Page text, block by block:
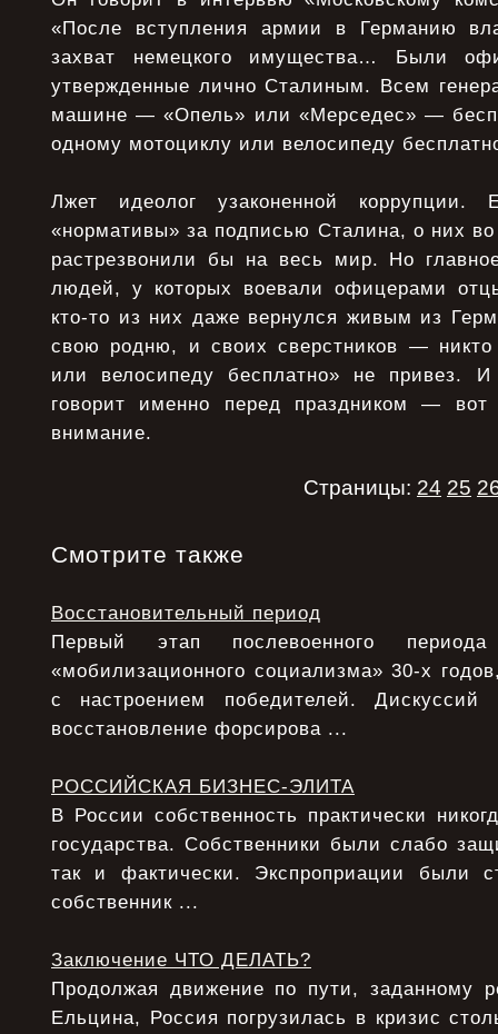
«После вступления армии в Германию
захват немецкого имущества… Были
утвержденные лично Сталиным. Всем
машине — «Опель» или «Мерседес» —
одному мотоциклу или велосипеду
Лжет идеолог узаконенной
«нормативы» за подписью Сталина, о них
растрезвонили бы на весь мир. Но
людей, у которых воевали офицерами
кто-то из них даже вернулся живым из
свою родню, и своих сверстников —
или велосипеду бесплатно» не привез.
говорит именно перед праздником —
внимание.
Страницы: 24 25
Смотрите также
Восстановительный период
Первый этап послевоенного
«мобилизационного социализма» 30-х
с настроением победителей.
восстановление форсирова ...
РОССИЙСКАЯ БИЗНЕС-ЭЛИТА
В России собственность практически
государства. Собственники были слабо
так и фактически. Экспроприации были
собственник ...
Заключение ЧТО ДЕЛАТЬ?
Продолжая движение по пути, заданному
Ельцина, Россия погрузилась в кризис